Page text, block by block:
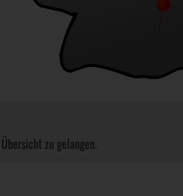
zu gelangen.